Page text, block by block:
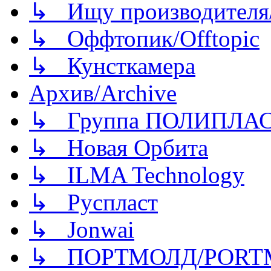
↳ Ищу
↳ Оффтопик/Offtopic
↳ Кунсткамера
Архив/Archive
↳ Группа
↳ Новая Орбита
↳ ILMA Technology
↳ Руспласт
↳ Jonwai
↳ ПОРТМОЛД/